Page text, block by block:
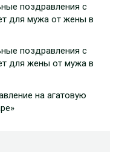
поздравления с
для мужа от жены в
поздравления с
для жены от мужа в
на агатовую